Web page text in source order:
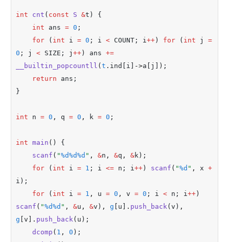
int cnt ( const S &t) {
int ans = 0 ;
for ( int i = 0 ; i < COUNT; i++ ) for ( int j =
0 ; j < SIZE; j ++ ) ans +=
__builtin_popcountll ( t . ind[i] ->a[j]);
return ans;
}
int n = 0 , q = 0 , k = 0 ;
int main () {
scanf ( "%d%d%d " , &n , &q , &k);
for ( int i = 1 ; i <= n; i++ ) scanf ( "%d " , x +
i);
for ( int i = 1 , u = 0 , v = 0 ; i < n; i++
scanf ( "%d%d " , &u , &v) , g [u] . push_back(v) ,
g [v] . push_back(u);
dcomp ( 1 , 0 );